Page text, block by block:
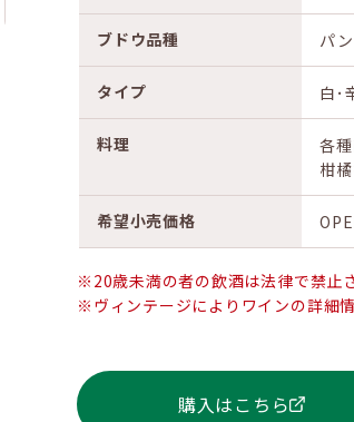
ブドウ品種 パ
タイプ 白･
料理
各
柑
希望小売価格
※20歳未満の者の飲酒は法律で禁止
※ヴィンテージによりワインの詳細
購入はこちら